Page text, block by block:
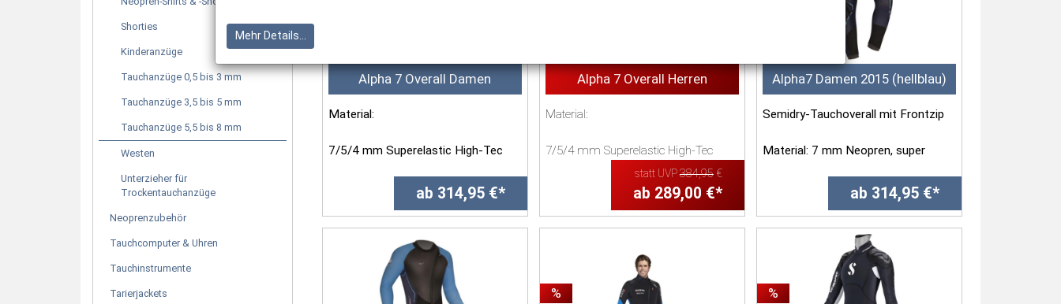
Shorties
Kinderanzüge
Tauchanzüge 0,5 bis 3 mm
Tauchanzüge 3,5 bis 5 mm
Tauchanzüge 5,5 bis 8 mm
Westen
Unterzieher für
Trockentauchanzüge
Neoprenzubehör
Tauchcomputer & Uhren
Tauchinstrumente
Tarierjackets
Alpha 7 Overall Damen
Material:
7/5/4 mm Superelastic High-Tec
ab 314,95 €*
Alpha 7 Overall Herren
Material:
7/5/4 mm Superelastic High-Tec
Neopren mit hochelastischer Terry
Stretch-Frottee Innenbeschichtu...
statt UVP384,95€
ab 289,00 €*
Alpha7 Damen 2015 (hellblau)
Semidry-Tauchoverall mit Frontzip
Material: 7 mm Neopren, super
ab 314,95 €*
% %
Mehr Details...